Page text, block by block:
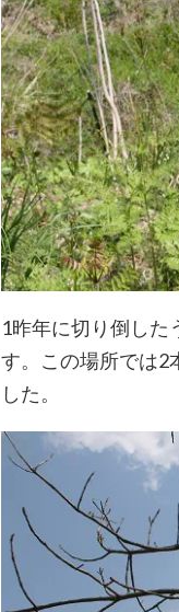
1昨年に切り倒した
す。この場所では2
した。